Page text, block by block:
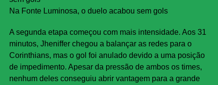
Na Fonte Luminosa, o duelo acabou sem gols
A segunda etapa começou com mais intensidade. Aos 31
minutos, Jheniffer chegou a balançar as redes para o
Corinthians, mas o gol foi anulado devido a uma posição
de impedimento. Apesar da pressão de ambos os times,
nenhum deles conseguiu abrir vantagem para a grande